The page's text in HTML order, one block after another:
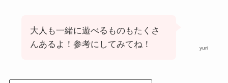
yuri
大人も一緒に遊べるものもたくさ
んあるよ！参考にしてみてね！